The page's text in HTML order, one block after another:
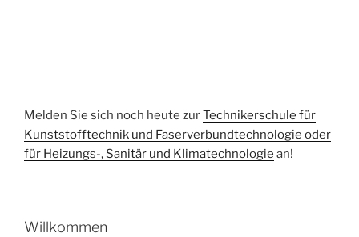
Melden Sie sich noch heute zurTechnikerschule für
Kunststofftechnik und Faserverbundtechnologie oder
für Heizungs-, Sanitär und Klimatechnologie an!
Willkommen